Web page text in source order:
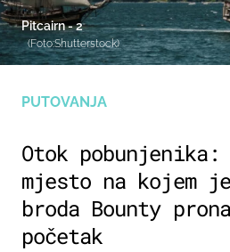
PUTOVANJA
Otok pobunjenika:
mjesto na kojem
broda Bounty
početak
Pitcairn - 2
(Foto:Shutterstock)